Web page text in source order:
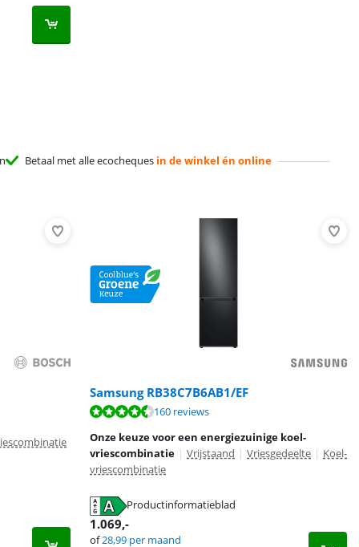
Betaal met alle ecocheques in de winkel én online
Samsung RB38C7B6AB1/EF
160 reviews
Onze keuze voor een energiezuinige koel-
vriescombinatie | Vrijstaand | Vriesgedeelte | Koel-
vriescombinatie
Productinformatieblad
1.069,-
of28,99 per maand